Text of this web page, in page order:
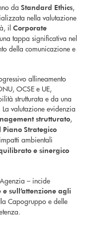
da Standard Ethics,
nella valutazione
il Corporate
tappa significativa nel
della comunicazione e
allineamento
OCSE e UE,
strutturata e da una
valutazione evidenzia
strutturato,
Strategico
ambientali
e sinergico
– incide
sull’attenzione agli
Capogruppo e delle